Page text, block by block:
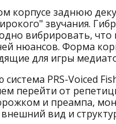
корпусе заднюю
звучания.
вибрировать,
нюансов. Форма
для игры
PRS-Voiced
перейти от
и преампа,
вид и